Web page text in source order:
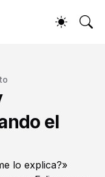
el
lo explica?»